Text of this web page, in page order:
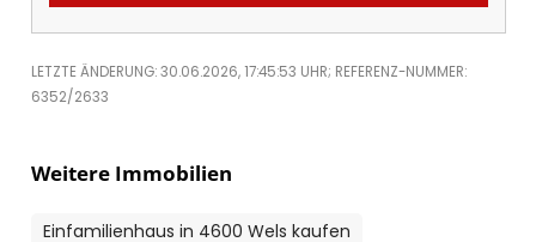
LETZTE ÄNDERUNG: 30.06.2026, 17:45:53 UHR; REFERENZ-NUMMER:
6352/2633
Weitere Immobilien
Einfamilienhaus in 4600 Wels kaufen